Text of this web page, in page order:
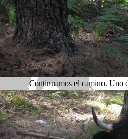
Continuamos el camino. Uno